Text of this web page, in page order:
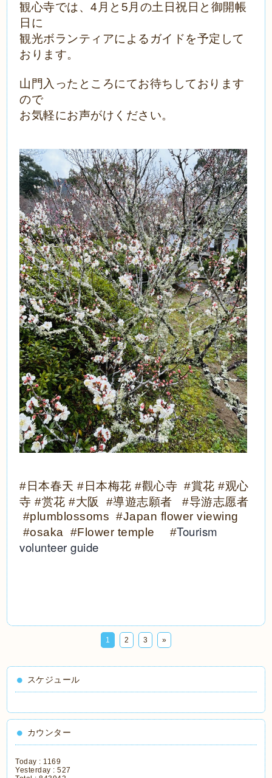
観心寺では、4月と5月の土日祝日と御開帳
日に
観光ボランティアによるガイドを予定して
おります。
山門入ったところにてお待ちしております
ので
お気軽にお声がけください。
#日本春天 #日本梅花 #觀心寺 #賞花 #观心
寺 #赏花 #大阪 #導遊志願者 #导游志愿者
#plumblossoms #Japan flower viewing
#osaka #Flower temple #Tourism
volunteer guide
1 2 3 »
スケジュール
カウンター
Today : 1169
Yesterday :527